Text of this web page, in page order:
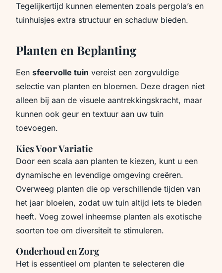
Tegelijkertijd kunnen elementen zoals pergola’s en
tuinhuisjes extra structuur en schaduw bieden.
Planten en Beplanting
Een sfeervolle tuin vereist een zorgvuldige
selectie van planten en bloemen. Deze dragen niet
alleen bij aan de visuele aantrekkingskracht, maar
kunnen ook geur en textuur aan uw tuin
toevoegen.
Kies Voor Variatie
Door een scala aan planten te kiezen, kunt u een
dynamische en levendige omgeving creëren.
Overweeg planten die op verschillende tijden van
het jaar bloeien, zodat uw tuin altijd iets te bieden
heeft. Voeg zowel inheemse planten als exotische
soorten toe om diversiteit te stimuleren.
Onderhoud en Zorg
Het is essentieel om planten te selecteren die